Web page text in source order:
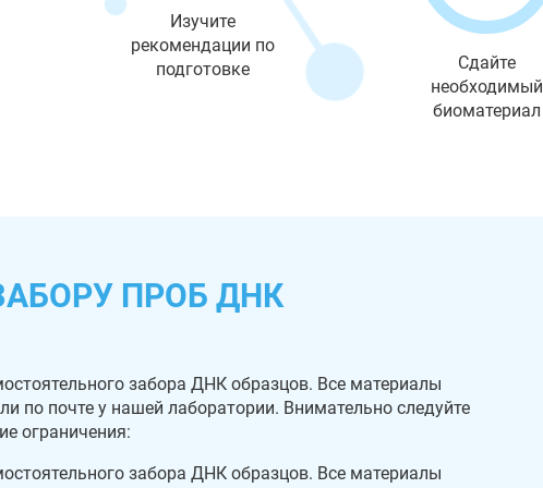
Изучите
рекомендации по
подготовке
Сдайте
необходимый
биоматериал
ПРОБ ДНК
забора ДНК образцов. Все материалы
по почте у нашей лаборатории. Внимательно следуйте
ограничения:
забора ДНК образцов. Все материалы